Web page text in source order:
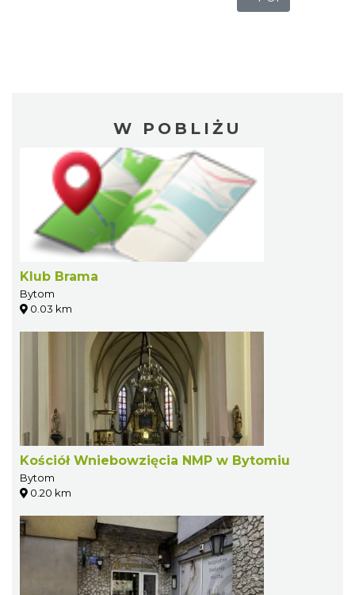
W POBLIŻU
Klub Brama
Bytom
0.03 km
Kościół Wniebowzięcia NMP w Bytomiu
Bytom
0.20 km